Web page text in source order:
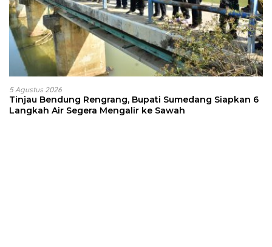
5 Agustus 2026
Tinjau Bendung Rengrang, Bupati Sumedang Siapkan 6
Langkah Air Segera Mengalir ke Sawah